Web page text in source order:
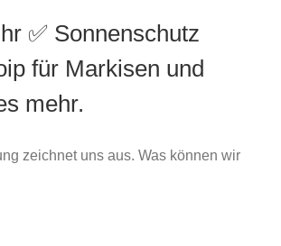
✅ Sonnenschutz
für Markisen und
mehr.
zeichnet uns aus. Was können wir